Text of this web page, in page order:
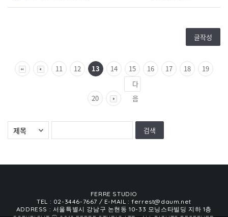
글작성
11 12 13 14 15 16 17 18 19
20
다
음
FERRE STUDIO
TEL : 02-3446-7667 / E-MAIL : ferrest@daum.net
ADDRESS : 서울특별시 강남구 논현동 10-33 모닝스타빌딩 지하 1층